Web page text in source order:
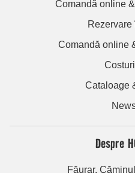
Comandă online
Rezervare
Comandă online
Cataloage
Despre
Făurar.